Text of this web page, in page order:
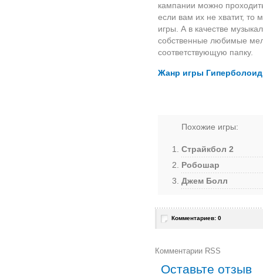
кампании можно
если вам их не хватит, то
игры. А в качестве
собственные любимые
соответствующую папку.
Жанр игры
Похожие игры:
Страйкбол 2
Робошар
Джем Болл
Комментариев: 0
Комментарии RSS
Оставьте отзыв